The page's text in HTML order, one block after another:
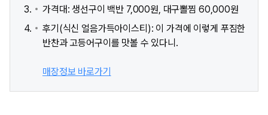
가격대: 생선구이 백반 7,000원, 대구뽈찜 60,000원
후기(식신 얼음가득아이스티): 이 가격에 이렇게 푸짐한
반찬과 고등어구이를 맛볼 수 있다니.
매장정보 바로가기